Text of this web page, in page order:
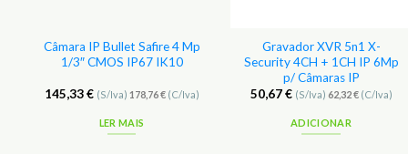
Câmara IP Bullet Safire 4 Mp
1/3″ CMOS IP67 IK10
145,33€ (S/Iva) 178,76€(C/Iva)
LER MAIS
Gravador XVR 5n1 X-
Security 4CH + 1CH IP 6Mp
p/ Câmaras IP
50,67€ (S/Iva) 62,32€(C/Iva)
ADICIONAR